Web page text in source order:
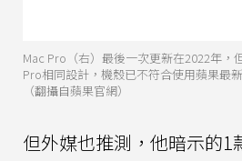
Mac Pro（右）最後一次更新在2022年，
Pro相同設計，機殼已不符合使用蘋果最
（翻攝自蘋果官網）
但外媒也推測，他暗示的1